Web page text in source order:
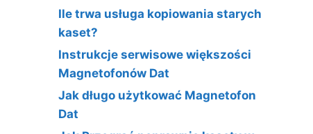
Ile trwa usługa kopiowania starych
kaset?
Instrukcje serwisowe większości
Magnetofonów Dat
Jak długo użytkować Magnetofon
Dat